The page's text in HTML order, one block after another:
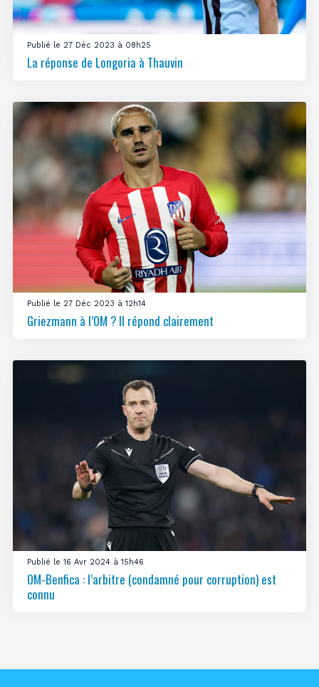
Publié le 27 Déc 2023 à 08h25
La réponse de Longoria à Thauvin
Publié le 27 Déc 2023 à 12h14
Griezmann à l’OM ? Il répond clairement
Publié le 16 Avr 2024 à 15h46
OM-Benfica : l’arbitre (condamné pour corruption) est
connu